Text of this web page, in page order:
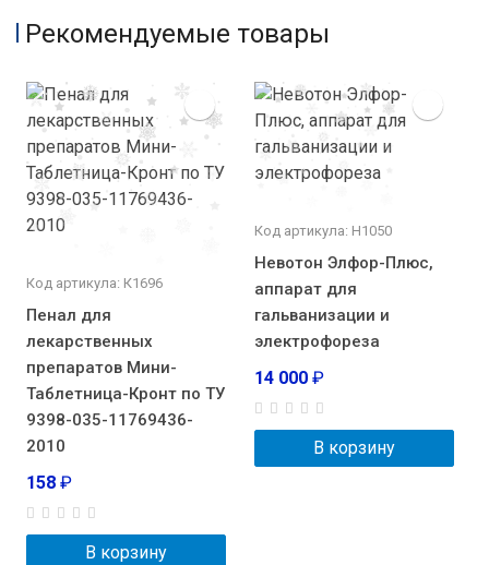
Рекомендуемые товары
Код артикула: К1696
Пенал для
лекарственных
препаратов Мини-
Таблетница-Кронт по ТУ
9398-035-11769436-
2010
158 ₽
В корзину
Код артикула: Н1050
Невотон Элфор-Плюс,
аппарат для
гальванизации и
электрофореза
14 000 ₽
В корзину